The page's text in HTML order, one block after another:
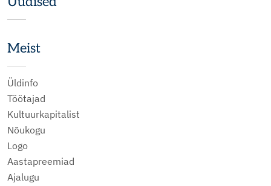
Meist
Üldinfo
Töötajad
Kultuurkapitalist
Nõukogu
Logo
Aastapreemiad
Ajalugu